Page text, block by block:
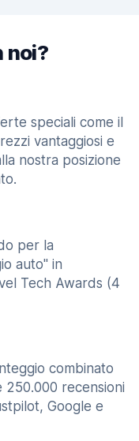
noi?
speciali come il
vantaggiosi e
nostra posizione
per la
auto" in
Tech Awards (4
combinato
recensioni
Google e